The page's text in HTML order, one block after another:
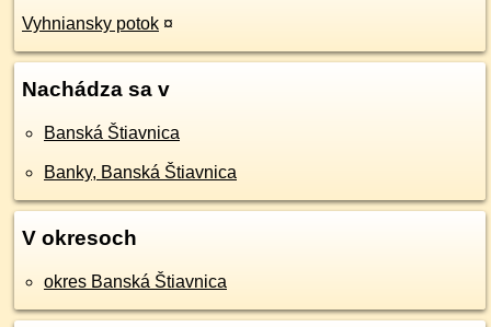
Vyhniansky potok ¤
Nachádza sa v
Banská Štiavnica
Banky, Banská Štiavnica
V okresoch
okres Banská Štiavnica